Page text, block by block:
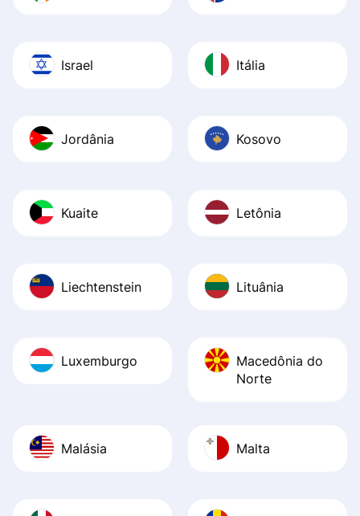
Israel Itália
Jordânia Kosovo
Kuaite Letônia
Liechtenstein Lituânia
Luxemburgo
Macedônia do
Norte
Malásia Malta